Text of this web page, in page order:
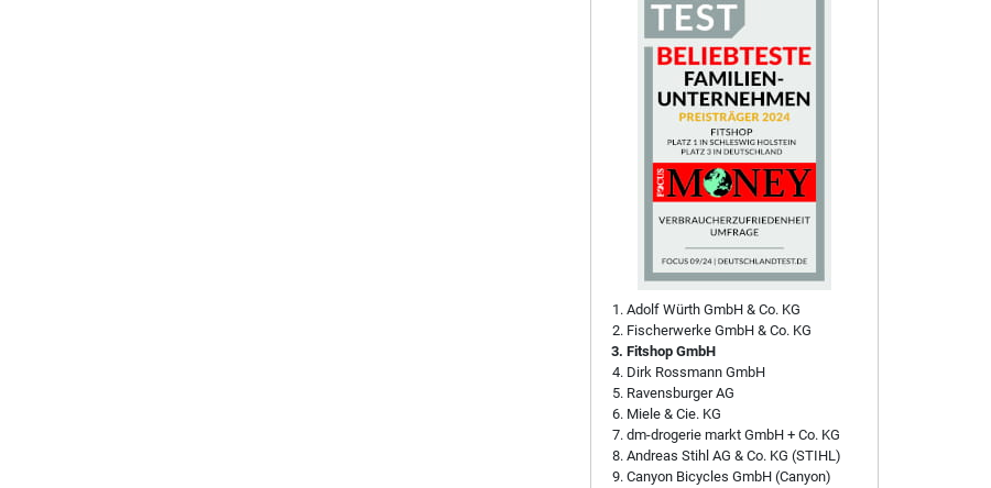
Adolf Würth GmbH & Co. KG
Fischerwerke GmbH & Co. KG
Fitshop GmbH
Dirk Rossmann GmbH
Ravensburger AG
Miele & Cie. KG
dm-drogerie markt GmbH + Co. KG
Andreas Stihl AG & Co. KG (STIHL)
Canyon Bicycles GmbH (Canyon)